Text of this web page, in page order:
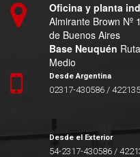
Oficina y planta
Almirante Brown Nº
de Buenos Aires
Base Neuquén
Medio
Desde Argentina
02317-430586 /
Desde el Exterior
54-2317-430586 /